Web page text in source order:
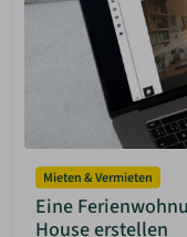
Mieten & Vermieten
Eine
House erstellen